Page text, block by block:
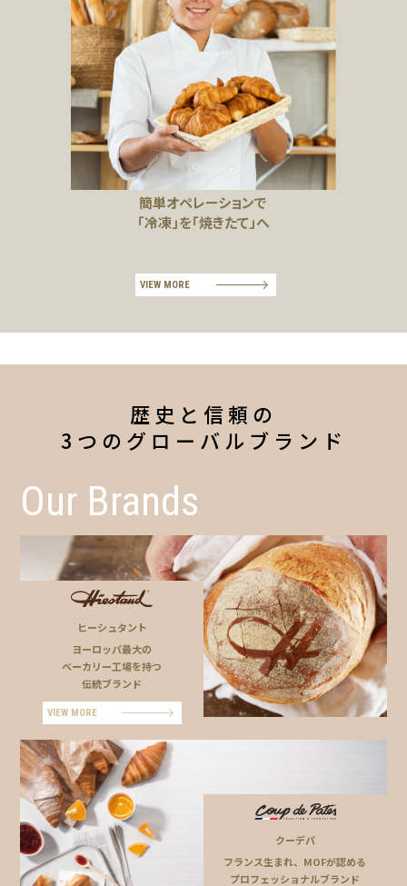
簡単オペレーションで
「冷凍」を「焼きたて」へ
VIEW MORE
歴史と信頼の
3つのグローバルブランド
Our Brands
ヒーシュタント
ヨーロッパ最大の
ベーカリー工場を持つ
伝統ブランド
VIEW MORE
クーデパ
フランス生まれ、MOFが認める
プロフェッショナルブランド